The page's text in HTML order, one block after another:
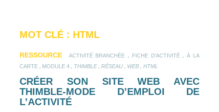
MOT CLÉ : HTML
RESSOURCE ACTIVITÉ BRANCHÉE FICHE D'ACTIVITÉ.À LA
CARTE
MODULE 4 THIMBLE. RÉSEAU WEB HTML
CRÉER SON SITE WEB AVEC
THIMBLE-MODE D’EMPLOI DE
L’ACTIVITÉ